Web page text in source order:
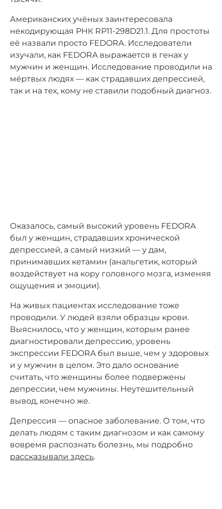
Американских учёных заинтересовала
некодирующая РНК RP11-298D21.1. Для простоты
её назвали просто FEDORA. Исследователи
изучали, как FEDORA выражается в генах у
мужчин и женщин. Исследование проводили на
мёртвых людях — как страдавших депрессией,
так и на тех, кому не ставили подобный диагноз.
Оказалось, самый высокий уровень FEDORA
был у женщин, страдавших хронической
депрессией, а самый низкий — у дам,
принимавших кетамин (анальгетик, который
воздействует на кору головного мозга, изменяя
ощущения и эмоции).
На живых пациентах исследование тоже
проводили. У людей взяли образцы крови.
Выяснилось, что у женщин, которым ранее
диагностировали депрессию, уровень
экспрессии FEDORA был выше, чем у здоровых
и у мужчин в целом. Это дало основание
считать, что женщины более подвержены
депрессии, чем мужчины. Неутешительный
вывод, конечно же.
Депрессия — опасное заболевание. О том, что
делать людям с таким диагнозом и как самому
вовремя распознать болезнь, мы подробно
рассказывали здесь.